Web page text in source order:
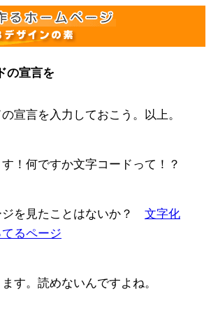
の宣言を
宣言を入力しておこう。以上。
！何ですか文字コードって！？
ジを見たことはないか？ 文字化
るページ
す。読めないんですよね。